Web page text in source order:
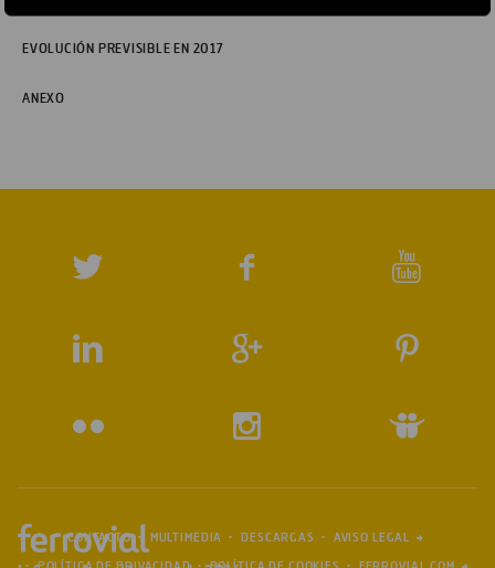
EVOLUCIÓN PREVISIBLE EN 2017
ANEXO
CONTACTO MULTIMEDIA DESCARGAS
AVISO LEGAL